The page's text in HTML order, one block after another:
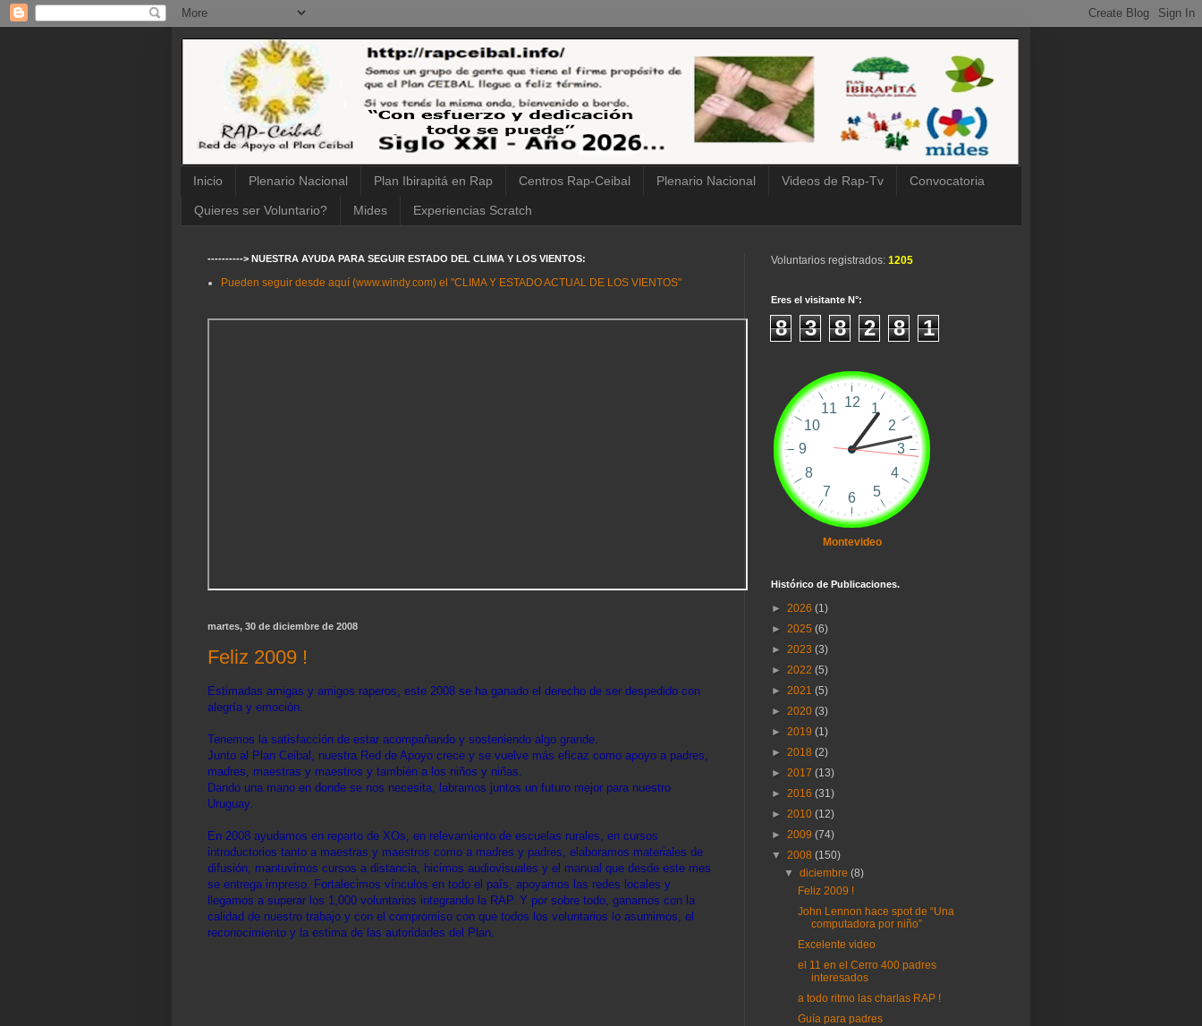
Inicio Plenario Nacional Plan Ibirapitá en Rap Centros Rap-Ceibal Plenario Nacional Videos de Rap-Tv Convocatoria
Quieres ser Voluntario? Mides Experiencias Scratch
----------> NUESTRA AYUDA PARA SEGUIR ESTADO DEL CLIMA Y LOS VIENTOS:
Pueden seguir desde aquí (www.windy.com) el "CLIMA Y ESTADO ACTUAL DE LOS VIENTOS"
martes, 30 de diciembre de 2008
Feliz 2009 !
Estimadas amigas y amigos raperos, este 2008 se ha ganado el derecho de ser despedido con
alegría y emoción.
Tenemos la satisfacción de estar acompañando y sosteniendo algo grande.
Junto al Plan Ceibal, nuestra Red de Apoyo crece y se vuelve más eficaz como apoyo a padres,
madres, maestras y maestros y también a los niños y niñas.
Dando una mano en donde se nos necesita, labramos juntos un futuro mejor para nuestro
Uruguay.
En 2008 ayudamos en reparto de XOs, en relevamiento de escuelas rurales, en cursos
introductorios tanto a maestras y maestros como a madres y padres, elaboramos materiales de
difusión, mantuvimos cursos a distancia, hicimos audiovisuales y el manual que desde este mes
se entrega impreso. Fortalecimos vínculos en todo el país, apoyamos las redes locales y
llegamos a superar los 1,000 voluntarios integrando la RAP. Y por sobre todo, ganamos con la
calidad de nuestro trabajo y con el compromiso con que todos los voluntarios lo asumimos, el
reconocimiento y la estima de las autoridades del Plan.
Voluntarios registrados: 1205
Eres el visitante N°:
8 3 8 2 8 1
Montevideo
Histórico de Publicaciones.
► 2026 (1)
► 2025 (6)
► 2023 (3)
► 2022 (5)
► 2021 (5)
► 2020 (3)
► 2019 (1)
► 2018 (2)
► 2017 (13)
► 2016 (31)
► 2010 (12)
► 2009 (74)
▼ 2008 (150)
▼diciembre(8)
Feliz 2009 !
John Lennon hace spot de “Una
computadora por niño”
Excelente video
el 11 en el Cerro 400 padres
interesados
a todo ritmo las charlas RAP !
Guía para padres